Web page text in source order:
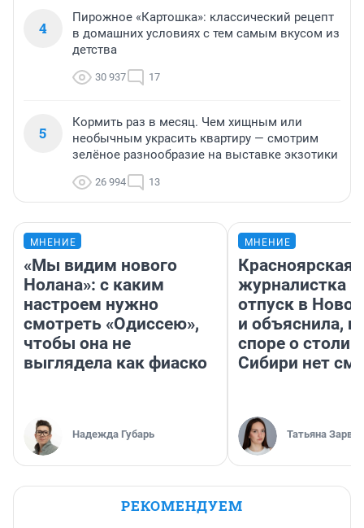
4
Пирожное «Картошка»: классический рецепт
в домашних условиях с тем самым вкусом из
детства
30 937 17
5
Кормить раз в месяц. Чем хищным или
необычным украсить квартиру — смотрим
зелёное разнообразие на выставке экзотики
26 994 13
МНЕНИЕ
«Мы видим нового
Нолана»: с каким
настроем нужно
смотреть «Одиссею»,
чтобы она не
выглядела как фиаско
Надежда Губарь
МНЕНИЕ
Красноярская
журналистка
отпуск в
и объяснила,
споре о
Сибири нет
Татьяна Зарва
РЕКОМЕНДУЕМ